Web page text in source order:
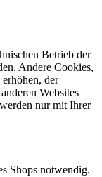
Betrieb der
Andere Cookies,
der
Websites
nur mit Ihrer
Shops notwendig.